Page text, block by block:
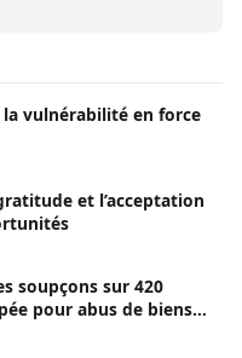
la vulnérabilité en force
et l’acceptation
soupçons sur 420
pour abus de biens